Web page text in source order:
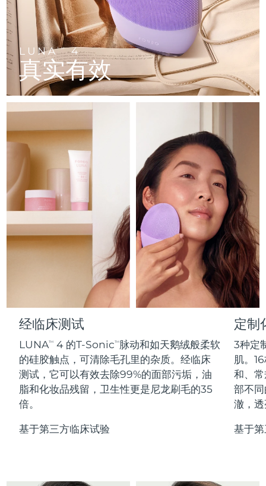
LUNATM4
真实有效
经临床测试
LUNATM 4 的T-SonicTM脉动和如天鹅绒般柔软
的硅胶触点，可清除毛孔里的杂质。经临床
测试，它可以有效去除99%的面部污垢，油
脂和化妆品残留，卫生性更是尼龙刷毛的35
倍。
基于第三方临床试验
定制
3种定
肌。
和、
部不
澈，
基于
LUNA™ 4 go
For travel or gym bag
LUNA™ 护肤
Premium cleansers & balm
LUNA™ 设备
All facial cleansing devices
BEAR™ 设备
All premium facelift devices
UFO™ 3 go
Portable red light therapy
面膜
Rejuvenation & hydration
UFO™ 设备
All deep facial hydration devices
issa™ 4 baby
For ages 0-3
issa™ Teeth Whitening Set
ISSA™ 设备
All silicone sonic toothbrushes
FAQ™ 102
Advanced clinical anti-aging
FAQ™ 103
Luxurious clinical anti-aging set
FAQ™ P1 Primer
Manuka honey primer
FAQ™护肤品
All FAQ™ skincare
FAQ™产品
All anti-aging treatments
FAQ™ 202
LED mask
FAQ™ 211
Anti-aging neck & décolleté LED mask
FAQ™ 221
Anti-aging LED hand mask
FAQ™护肤品
All FAQ™ skincare
FAQ™产品
All LED treatments
生发
FAQ™ 301
LED hair strengthening scalp massager
FAQ™ Scalp Serum
Scalp recovery probiotic serum
FAQ™护肤品
All FAQ™ skincare
FAQ™产品
All hair treatments
肌肤年轻化
FAQ™ 501
Full-Spectrum Red Light Therapy
FAQ™ 502
Full-Spectrum Red Light Therapy
FAQ™ Red Light Serum
FAQ™ skincare
All FAQ™ skincare
FAQ™ products
All toning treatments
保健品
NEW
专业治疗
脱毛
PEACH™ 2 Pro Max
Professional IPL hair removal device
PEACH™ 2
IPL hair removal
PEACH™ 2 go
Travel-friendly IPL hair removal
PEACH™ Cooling Prep Gel
身体护理
BEAR™ 2 body
Microcurrent body toning
LUNA™ 4 body
Massaging body brush
SUPERCHARGED™ serum
Firming body serum
ESPADA™ 2 plus
Recurring acne LED therapy
ESPADA™ 2
Acne treatment device
ESPADA™ Blemish Solution
眼部护理
BEAR™ 2 eyes & lips
Microcurrent line smoothing device
IRIS™ 2
Rejuvenating eye massager
眼部护肤
毛孔护理
KIWI™ derma
Diamond microdermabrasion .
Blackhead remover
LUNA™ 4 hair
2-in-1 LED scalp massager
LED light hairbrush
牙齿美白
NEW
issa™ Teeth Whitening Set
Dual LED + sonic device & 18% PAP gel
issa™ Teeth Whitening Gel
更多的
克罗地亚 预计送达日期11/8/26
塞浦路斯 预计送达日期12/8/26
捷克 预计送达日期
丹麦 预计送达日期11/8/26
芬兰 预计送达日期 11/8/26
法国 预计送达日期 11/8/26
法属波利尼西亚 预计送达日期 15/8/26
德国 预计送达日期 11/8/26
预计送达日期15/8/26
预计送达日期 11/8/26
中国香港特别行政区 12/8/26
匈牙利 预计送达日期 11/8/26
冰岛 预计送达日期 12/8/26
印度尼西亚 9/8/26
爱尔兰 11/8/26